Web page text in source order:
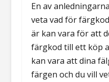
En av
veta vad för
är kan vara för att
färgkod till ett köp
kan vara att dina
färgen och du vill